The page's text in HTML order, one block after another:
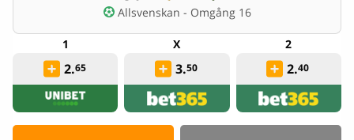
Allsvenskan - Omgång 16
2.65 3.50 2.40